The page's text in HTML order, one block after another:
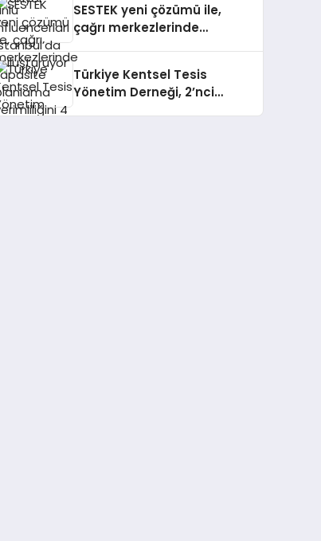
SESTEK yeni çözümü ile,
çağrı merkezlerinde
verimliliğini 4 kat artırıyor
Türkiye Kentsel Tesis
Yönetim Derneği, 2’nci